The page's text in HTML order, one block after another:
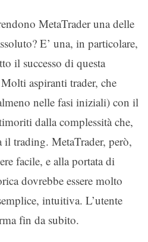
MetaTrader una delle
E’ una, in particolare,
il successo di questa
aspiranti trader, che
nelle fasi iniziali) con il
dalla complessità che,
il trading. MetaTrader, però,
facile, e alla portata di
dovrebbe essere molto
intuitiva. L’utente
fin da subito.